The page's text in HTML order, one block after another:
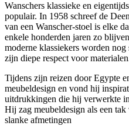
Wanschers klassieke en
populair. In 1958 schreef de
van een Wanscher-stoel is elke
enkele honderden jaren zo
moderne klassiekers worden nog
zijn diepe respect voor
Tijdens zijn reizen door Egypte
meubeldesign en vond hij
uitdrukkingen die hij verwerkte
Hij zag meubeldesign als een
slanke afmetingen